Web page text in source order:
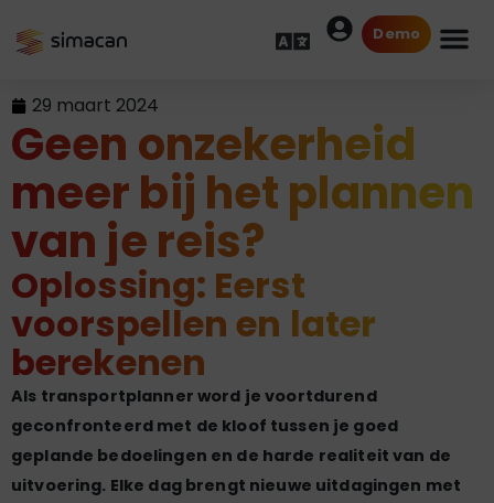
Demo
29 maart 2024
Geen onzekerheid
meer bij het plannen
van je reis?
Oplossing: Eerst
voorspellen en later
berekenen
Als transportplanner word je voortdurend
geconfronteerd met de kloof tussen je goed
geplande bedoelingen en de harde realiteit van de
uitvoering. Elke dag brengt nieuwe uitdagingen met